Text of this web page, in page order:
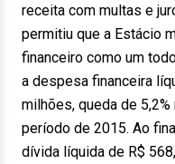
receita com multas e
permitiu que a Estácio
financeiro como um
a despesa financeira
milhões, queda de
período de 2015. Ao
dívida líquida de R$